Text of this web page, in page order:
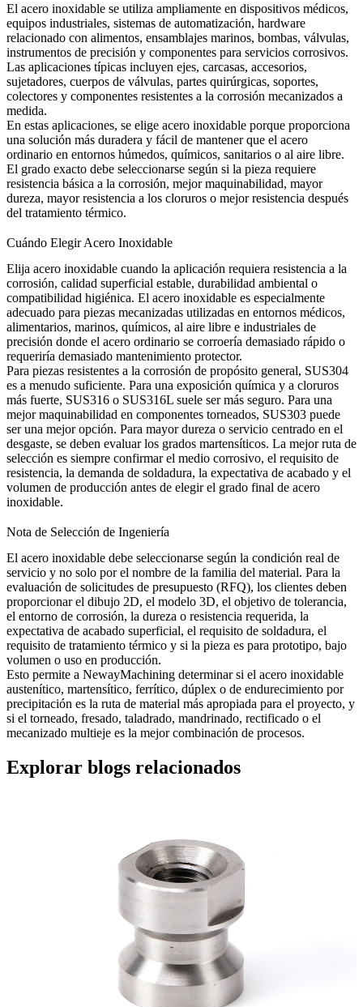
El acero inoxidable se utiliza ampliamente en dispositivos médicos,
equipos industriales, sistemas de automatización, hardware
relacionado con alimentos, ensamblajes marinos, bombas, válvulas,
instrumentos de precisión y componentes para servicios corrosivos.
Las aplicaciones típicas incluyen ejes, carcasas, accesorios,
sujetadores, cuerpos de válvulas, partes quirúrgicas, soportes,
colectores y componentes resistentes a la corrosión mecanizados a
medida.
En estas aplicaciones, se elige acero inoxidable porque proporciona
una solución más duradera y fácil de mantener que el acero
ordinario en entornos húmedos, químicos, sanitarios o al aire libre.
El grado exacto debe seleccionarse según si la pieza requiere
resistencia básica a la corrosión, mejor maquinabilidad, mayor
dureza, mayor resistencia a los cloruros o mejor resistencia después
del tratamiento térmico.
Cuándo Elegir Acero Inoxidable
Elija acero inoxidable cuando la aplicación requiera resistencia a la
corrosión, calidad superficial estable, durabilidad ambiental o
compatibilidad higiénica. El acero inoxidable es especialmente
adecuado para piezas mecanizadas utilizadas en entornos médicos,
alimentarios, marinos, químicos, al aire libre e industriales de
precisión donde el acero ordinario se corroería demasiado rápido o
requeriría demasiado mantenimiento protector.
Para piezas resistentes a la corrosión de propósito general, SUS304
es a menudo suficiente. Para una exposición química y a cloruros
más fuerte, SUS316 o SUS316L suele ser más seguro. Para una
mejor maquinabilidad en componentes torneados, SUS303 puede
ser una mejor opción. Para mayor dureza o servicio centrado en el
desgaste, se deben evaluar los grados martensíticos. La mejor ruta de
selección es siempre confirmar el medio corrosivo, el requisito de
resistencia, la demanda de soldadura, la expectativa de acabado y el
volumen de producción antes de elegir el grado final de acero
inoxidable.
Nota de Selección de Ingeniería
El acero inoxidable debe seleccionarse según la condición real de
servicio y no solo por el nombre de la familia del material. Para la
evaluación de solicitudes de presupuesto (RFQ), los clientes deben
proporcionar el dibujo 2D, el modelo 3D, el objetivo de tolerancia,
el entorno de corrosión, la dureza o resistencia requerida, la
expectativa de acabado superficial, el requisito de soldadura, el
requisito de tratamiento térmico y si la pieza es para prototipo, bajo
volumen o uso en producción.
Esto permite a NewayMachining determinar si el acero inoxidable
austenítico, martensítico, ferrítico, dúplex o de endurecimiento por
precipitación es la ruta de material más apropiada para el proyecto, y
si el torneado, fresado, taladrado, mandrinado, rectificado o el
mecanizado multieje es la mejor combinación de procesos.
Explorar blogs relacionados